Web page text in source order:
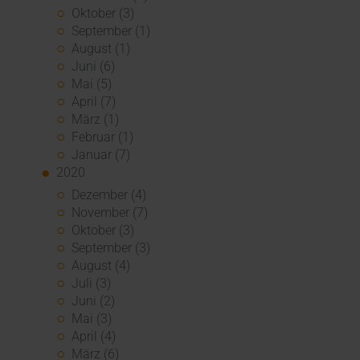
Oktober (3)
September (1)
August (1)
Juni (6)
Mai (5)
April (7)
März (1)
Februar (1)
Januar (7)
2020
Dezember (4)
November (7)
Oktober (3)
September (3)
August (4)
Juli (3)
Juni (2)
Mai (3)
April (4)
März (6)